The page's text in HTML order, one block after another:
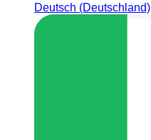
Deutsch (Deutschland)